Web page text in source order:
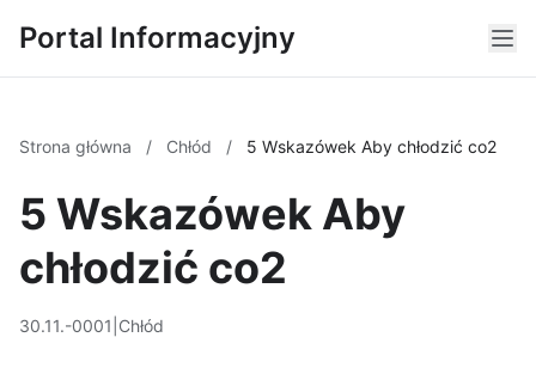
Portal Informacyjny
Strona główna / Chłód / 5 Wskazówek Aby chłodzić co2
5 Wskazówek Aby
chłodzić co2
30.11.-0001 Chłód